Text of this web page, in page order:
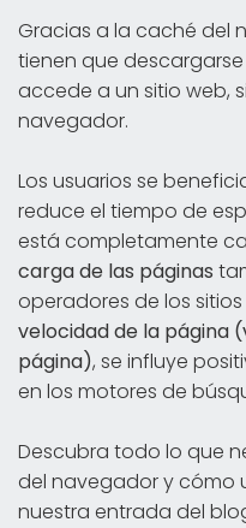
Gracias a la caché del
tienen que
accede a un sitio web,
navegador.
Los usuarios se
reduce el tiempo de
está completamente
carga de las páginas
operadores de los
velocidad de la página
página), se influye
en los motores de
Descubra todo lo que
del navegador y cómo
nuestra entrada del